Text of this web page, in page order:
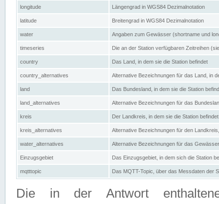
longitude Längengrad in WGS84 Dezimalnotation
latitude Breitengrad in WGS84 Dezimalnotation
water Angaben zum Gewässer (shortname und
timeseries Die an der Station verfügbaren Zeitreihen
country Das Land, in dem sie die Station befindet
country_alternatives Alternative Bezeichnungen für das Land, in
land Das Bundesland, in dem sie die Station
land_alternatives Alternative Bezeichnungen für das
kreis Der Landkreis, in dem sie die Station befindet
kreis_alternatives Alternative Bezeichnungen für den
water_alternatives Alternative Bezeichnungen für das
Einzugsgebiet Das Einzugsgebiet, in dem sich die Station
mqtttopic Das MQTT-Topic, über das Messdaten der
Die in der Antwort